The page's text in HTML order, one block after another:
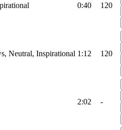
0:40 120
Neutral, Inspirational 1:12 120
2:02 -